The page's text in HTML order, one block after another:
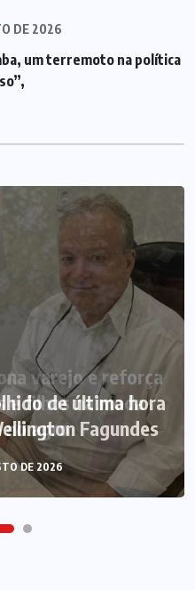
DE 2026
um terremoto na política
de última hora
Fagundes
DE 2026